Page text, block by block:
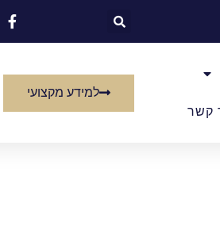
קשר
למידע מקצועי